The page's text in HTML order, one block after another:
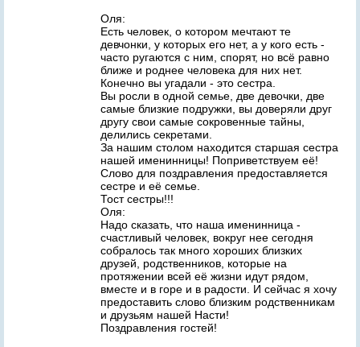
Оля:
Есть человек, о котором мечтают те
девчонки, у которых его нет, а у кого есть -
часто ругаются с ним, спорят, но всё равно
ближе и роднее человека для них нет.
Конечно вы угадали - это сестра.
Вы росли в одной семье, две девочки, две
самые близкие подружки, вы доверяли друг
другу свои самые сокровенные тайны,
делились секретами.
За нашим столом находится старшая сестра
нашей именинницы! Поприветствуем её!
Слово для поздравления предоставляется
сестре и её семье.
Тост сестры!!!
Оля:
Надо сказать, что наша именинница -
счастливый человек, вокруг нее сегодня
собралось так много хороших близких
друзей, родственников, которые на
протяжении всей её жизни идут рядом,
вместе и в горе и в радости. И сейчас я хочу
предоставить слово близким родственникам
и друзьям нашей Насти!
Поздравления гостей!